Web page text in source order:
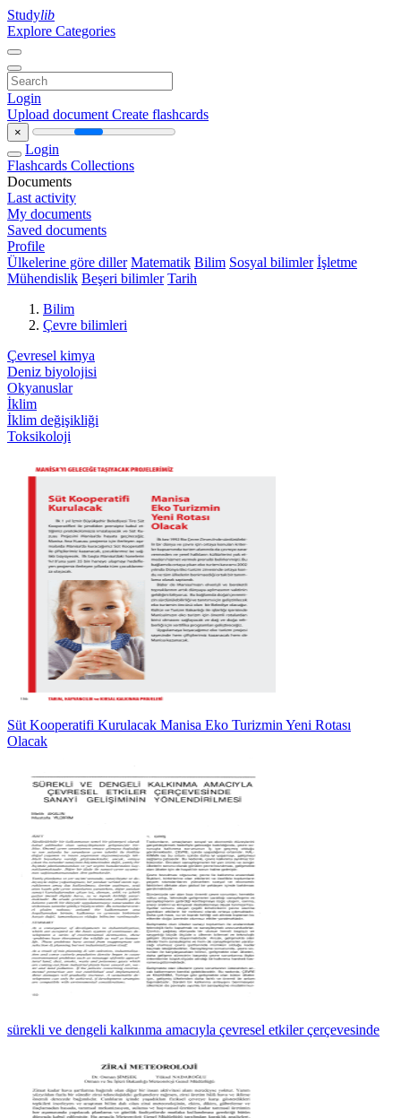
Studylib
Explore Categories
Login
Upload document Create flashcards
×
Login
Flashcards Collections
Documents
Last activity
My documents
Saved documents
Profile
Ülkelerine göre diller Matematik Bilim Sosyal bilimler İşletme
Mühendislik Beşeri bilimler Tarih
Bilim
Çevre bilimleri
Çevresel kimya
Deniz biyolojisi
Okyanuslar
İklim
İklim değişikliği
Toksikoloji
Süt Kooperatifi Kurulacak Manisa Eko Turizmin Yeni Rotası
Olacak
sürekli ve dengeli kalkınma amacıyla çevresel etkiler çerçevesinde